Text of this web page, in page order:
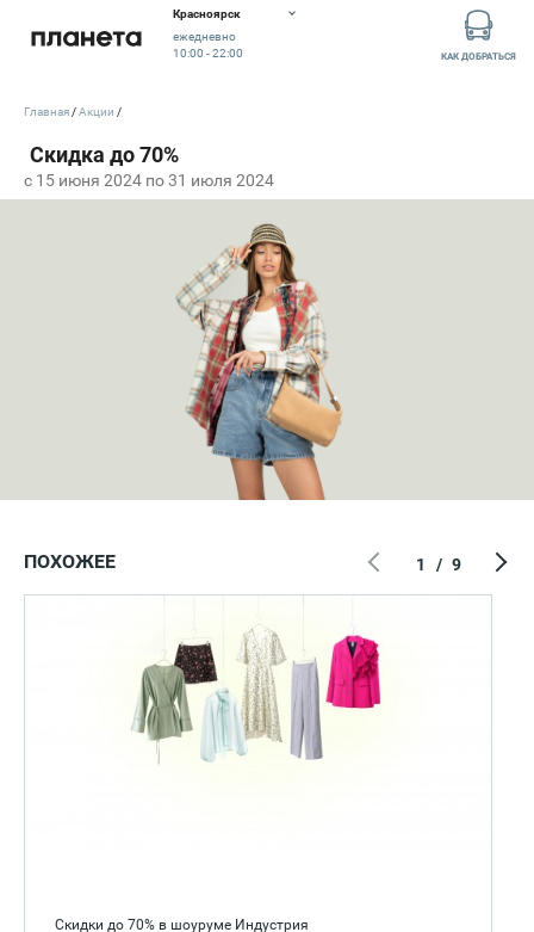
Красноярск
ежедневно
10:00 - 22:00
КАК ДОБРАТЬСЯ
c 15 июня 2024 по 31 июля 2024
Главная Акции
ПОХОЖЕЕ
Скидки до 70% в шоуруме Индустрия
1 / 9